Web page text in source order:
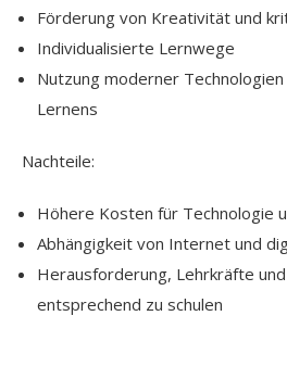
Förderung von Kreativität und
Individualisierte Lernwege
Nutzung moderner
Lernens
Nachteile:
Höhere Kosten für Technologie
Abhängigkeit von Internet und
Herausforderung, Lehrkräfte
entsprechend zu schulen